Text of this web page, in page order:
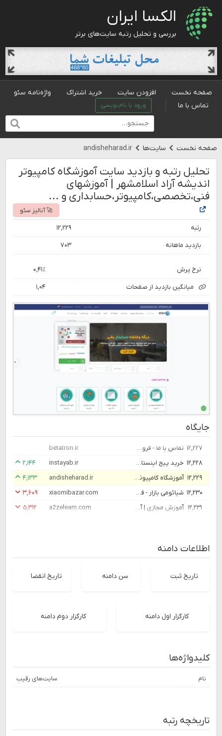
الکسا ایران
بررسی و تحلیل رتبه سایت‌های برتر
صفحه نخست افزودن سایت خرید اشتراک
واژه‌نامه سئو
تماس با ما
ورود یا نام‌نویسی
صفحه نخست سایت‌ها andisheharad.ir
تحلیل رتبه و بازدید سایت آموزشگاه کامپیوتر
اندیشه آراد اسلامشهر | آموزشهای
فنی،تخصصی،کامپیوتر،حسابداری و ...
🚀 آنالیز سئو
رتبه ۱۲,۲۲۹
بازدید ماهانه ۷۰۳
نرخ پرش ۰,۴۱٪
میانگین بازدید از صفحات ۱,۰۴
جایگاه
۱۲,۲۲۷ تماس با ما - فروشگاه بتاترون
betatron.ir
۱۲,۲۲۸
خرید پیج اینستاگرام - فروش پیج اینستاگرام واقعی instayab.ir
۲,۱۴۴
۱۲,۲۲۹
آموزشگاه کامپیوتر اندیشه آراد اسلامشهر | آموزشهای فنی،تخصصی،کامپیوتر،حسابداری و ... andisheharad.ir
۴,۱۳۳
۱۲,۲۳۰
شیائومی بازار - فروشگاه محصولات برند شیائومی Xiaomi در ایران xiaomibazar.com
۳,۶۰۹
۱۲,۲۳۱
آموزش مجازی | آموزش آنلاین | گواهینامه معتبر بین المللی a2zelearn.com ۵,۳۱۲
اطلاعات دامنه
تاریخ ثبت سن دامنه تاریخ انقضا
کارگزار اول دامنه کارگزار دوم دامنه
کلیدواژه‌ها
نام سایت‌های رقیب
تاریخچه رتبه